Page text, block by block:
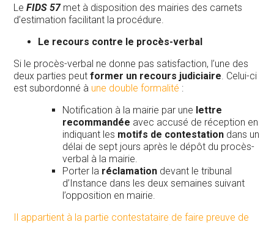
LeFIDS 57met à disposition des mairies des carnets
d’estimation facilitant la procédure.
Le recours contre le procès-verbal
Si le procès-verbal ne donne pas satisfaction, l’une des
deux parties peut former un recours judiciaire . Celui-ci
est subordonné à une double formalité :
Notification à la mairie par une lettre
recommandée avec accusé de réception en
indiquant les motifs de contestation dans un
délai de sept jours après le dépôt du procès-
verbal à la mairie.
Porter la réclamation devant le tribunal
d’Instance dans les deux semaines suivant
l’opposition en mairie.
Il appartient à la partie contestataire de faire preuve de